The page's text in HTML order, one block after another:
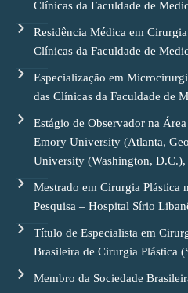
Clínicas da Faculdade de
Residência Médica em
Clínicas da Faculdade de
Especialização em
das Clínicas da Faculdade de
Estágio de Observador na
Emory University (Atlanta,
University (Washington, D.C.),
Mestrado em Cirurgia Plástica
Pesquisa – Hospital Sírio
Título de Especialista em
Brasileira de Cirurgia Plástica
Membro da Sociedade